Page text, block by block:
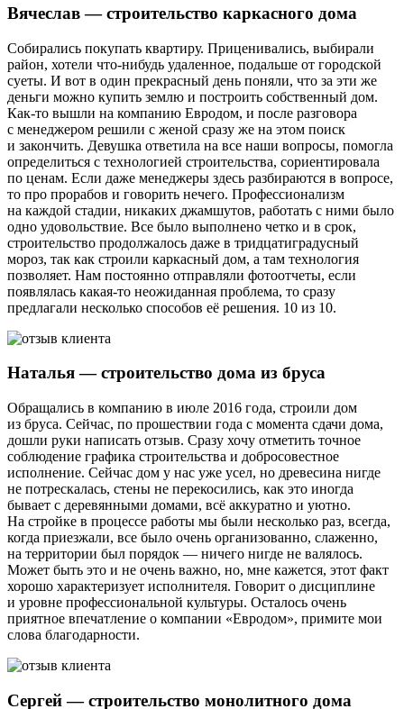
Вячеслав — строительство каркасного дома
Собирались покупать квартиру. Приценивались, выбирали
район, хотели что-нибудь удаленное, подальше от городской
суеты. И вот в один прекрасный день поняли, что за эти же
деньги можно купить землю и построить собственный дом.
Как-то вышли на компанию Евродом, и после разговора
с менеджером решили с женой сразу же на этом поиск
и закончить. Девушка ответила на все наши вопросы, помогла
определиться с технологией строительства, сориентировала
по ценам. Если даже менеджеры здесь разбираются в вопросе,
то про прорабов и говорить нечего. Профессионализм
на каждой стадии, никаких джамшутов, работать с ними было
одно удовольствие. Все было выполнено четко и в срок,
строительство продолжалось даже в тридцатиградусный
мороз, так как строили каркасный дом, а там технология
позволяет. Нам постоянно отправляли фотоотчеты, если
появлялась какая-то неожиданная проблема, то сразу
предлагали несколько способов её решения. 10 из 10.
Наталья — строительство дома из бруса
Обращались в компанию в июле 2016 года, строили дом
из бруса. Сейчас, по прошествии года с момента сдачи дома,
дошли руки написать отзыв. Сразу хочу отметить точное
соблюдение графика строительства и добросовестное
исполнение. Сейчас дом у нас уже усел, но древесина нигде
не потрескалась, стены не перекосились, как это иногда
бывает с деревянными домами, всё аккуратно и уютно.
На стройке в процессе работы мы были несколько раз, всегда,
когда приезжали, все было очень организованно, слаженно,
на территории был порядок — ничего нигде не валялось.
Может быть это и не очень важно, но, мне кажется, этот факт
хорошо характеризует исполнителя. Говорит о дисциплине
и уровне профессиональной культуры. Осталось очень
приятное впечатление о компании «Евродом», примите мои
слова благодарности.
Сергей — строительство монолитного дома